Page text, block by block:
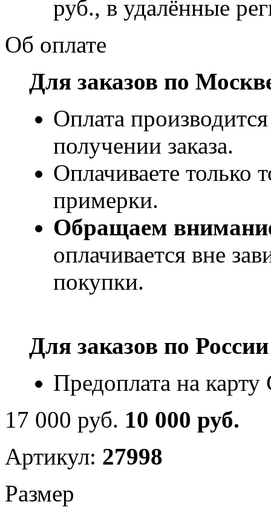
руб., в удалённые
Об оплате
Для заказов по
Оплата
получении заказа.
Оплачиваете только
примерки.
Обращаем
оплачивается вне
покупки.
Для заказов по
Предоплата на
17 000 руб. 10 000 руб.
Артикул: 27998
Размер